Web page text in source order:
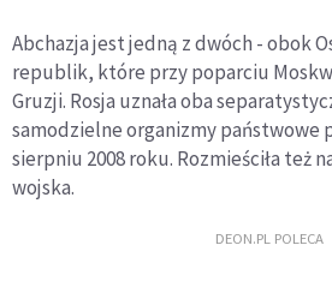
Abchazja jest jedną z dwóch - obok
republik, które przy poparciu
Gruzji. Rosja uznała oba
samodzielne organizmy państwowe
sierpniu 2008 roku. Rozmieściła też
wojska.
DEON.PL POLECA